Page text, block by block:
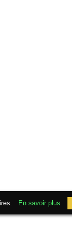
En savoir plus